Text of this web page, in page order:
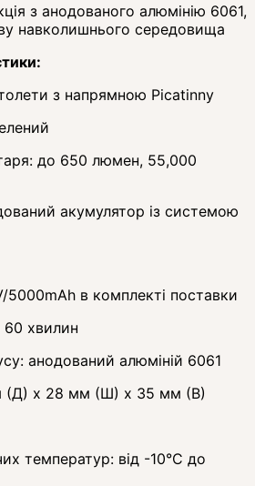
з анодованого алюмінію 6061,
навколишнього середовища
з напрямною Picatinny
до 650 люмен, 55,000
акумулятор із системою
5000mAh в комплекті поставки
хвилин
анодований алюміній 6061
(Д) x 28 мм (Ш) x 35 мм (В)
температур: від -10°C до